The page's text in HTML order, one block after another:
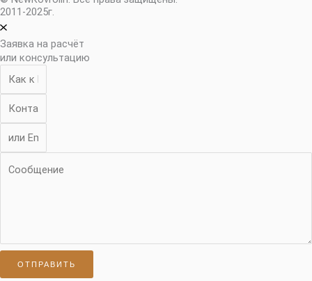
2011-2025г.
Заявка на расчёт
или консультацию
ОТПРАВИТЬ